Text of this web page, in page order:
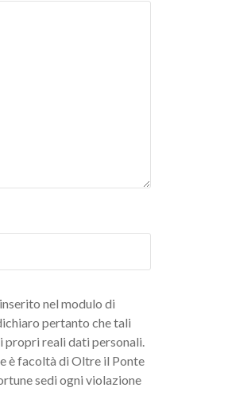
nel modulo di
pertanto che tali
propri reali dati personali.
è facoltà di Oltre il Ponte
sedi ogni violazione